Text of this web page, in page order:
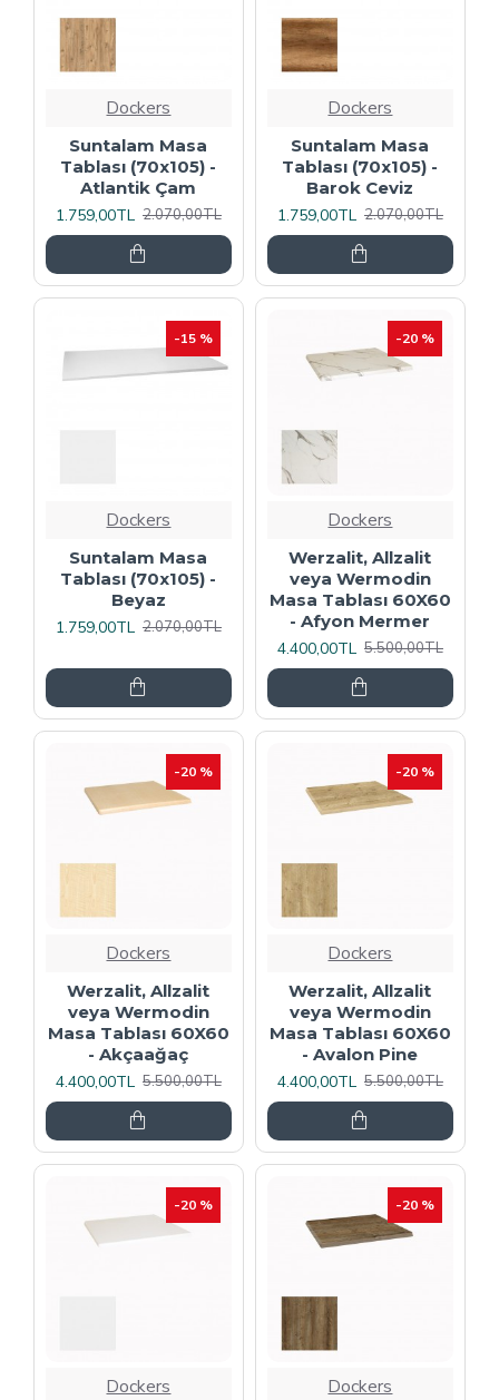
Dockers
Suntalam Masa
Tablası (70x105) -
Atlantik Çam
1.759,00TL 2.070,00TL
Dockers
Suntalam Masa
Tablası (70x105) -
Barok Ceviz
1.759,00TL 2.070,00TL
-15 %
Dockers
Suntalam Masa
Tablası (70x105) -
Beyaz
1.759,00TL 2.070,00TL
-20 %
Dockers
Werzalit, Allzalit
veya Wermodin
Masa Tablası 60X60
- Afyon Mermer
4.400,00TL 5.500,00TL
-20 %
Dockers
Werzalit, Allzalit
veya Wermodin
Masa Tablası 60X60
- Akçaağaç
4.400,00TL 5.500,00TL
-20 %
Dockers
Werzalit, Allzalit
veya Wermodin
Masa Tablası 60X60
- Avalon Pine
4.400,00TL 5.500,00TL
-20 %
Dockers
-20 %
Dockers